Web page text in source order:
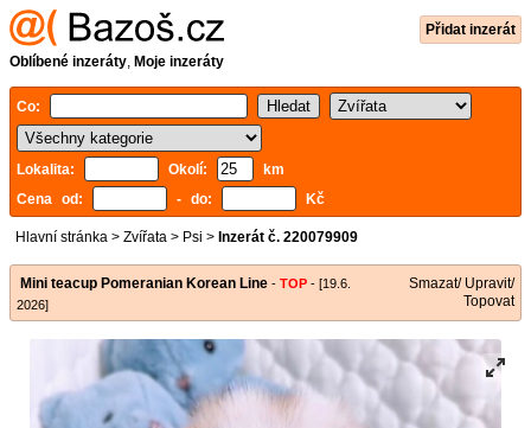
Přidat inzerát
Oblíbené inzeráty, Moje inzeráty
Co:
Lokalita: Okolí:
km
Cena od:
- do: Kč
Hlavní stránka > Zvířata > Psi > Inzerát č. 220079909
Mini teacup Pomeranian Korean Line - TOP - [19.6.
2026]
Smazat/ Upravit/
Topovat